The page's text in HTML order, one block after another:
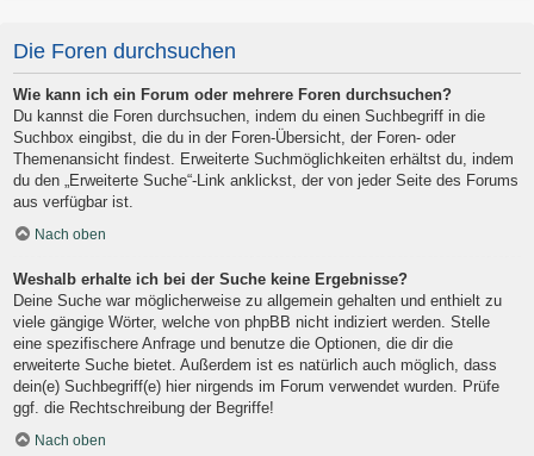
Die Foren durchsuchen
Wie kann ich ein Forum oder mehrere Foren durchsuchen?
Du kannst die Foren durchsuchen, indem du einen Suchbegriff in die
Suchbox eingibst, die du in der Foren-Übersicht, der Foren- oder
Themenansicht findest. Erweiterte Suchmöglichkeiten erhältst du, indem
du den „Erweiterte Suche“-Link anklickst, der von jeder Seite des Forums
aus verfügbar ist.
Nach oben
Weshalb erhalte ich bei der Suche keine Ergebnisse?
Deine Suche war möglicherweise zu allgemein gehalten und enthielt zu
viele gängige Wörter, welche von phpBB nicht indiziert werden. Stelle
eine spezifischere Anfrage und benutze die Optionen, die dir die
erweiterte Suche bietet. Außerdem ist es natürlich auch möglich, dass
dein(e) Suchbegriff(e) hier nirgends im Forum verwendet wurden. Prüfe
ggf. die Rechtschreibung der Begriffe!
Nach oben